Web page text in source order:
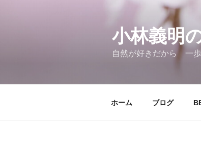
小林義明
自然が好きだから 一
ホーム ブログ